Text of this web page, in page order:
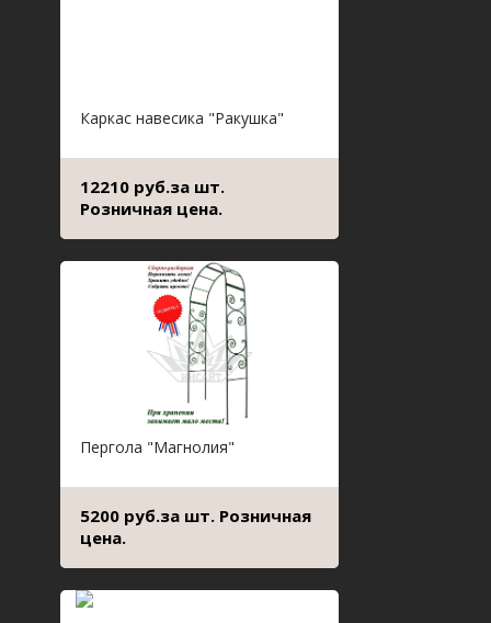
Каркас навесика "Ракушка"
12210 руб.за шт.
Розничная цена.
Пергола "Магнолия"
5200 руб.за шт. Розничная
цена.